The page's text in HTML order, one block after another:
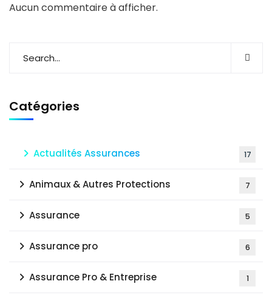
Aucun commentaire à afficher.
Catégories
Actualités Assurances 17
Animaux & Autres Protections 7
Assurance 5
Assurance pro 6
Assurance Pro & Entreprise 1